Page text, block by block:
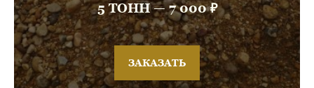
5 ТОНН — 7 000 ₽
ЗАКАЗАТЬ